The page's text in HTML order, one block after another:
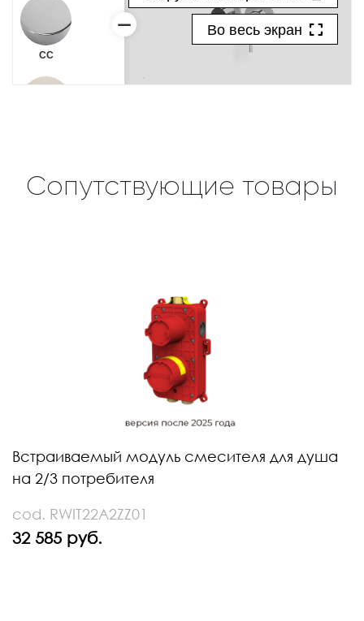
Сопутствующие товары
Встраиваемый модуль смесителя для душа
на 2/3 потребителя
cod. RWIT22A2ZZ01
32 585 руб.